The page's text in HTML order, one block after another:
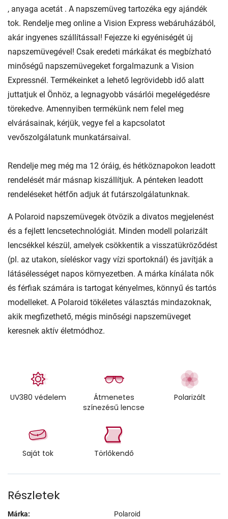
, anyaga acetát . A napszemüveg tartozéka egy ajándék
tok. Rendelje meg online a Vision Express webáruházából,
akár ingyenes szállítással! Fejezze ki egyéniségét új
napszemüvegével! Csak eredeti márkákat és megbízható
minőségű napszemüvegeket forgalmazunk a Vision
Expressnél. Termékeinket a lehető legrövidebb idő alatt
juttatjuk el Önhöz, a legnagyobb vásárlói megelégedésre
törekedve. Amennyiben termékünk nem felel meg
elvárásainak, kérjük, vegye fel a kapcsolatot
vevőszolgálatunk munkatársaival.
Rendelje meg még ma 12 óráig, és hétköznapokon leadott
rendelését már másnap kiszállítjuk. A pénteken leadott
rendeléseket hétfőn adjuk át futárszolgálatunknak.
A Polaroid napszemüvegek ötvözik a divatos megjelenést
és a fejlett lencsetechnológiát. Minden modell polarizált
lencsékkel készül, amelyek csökkentik a visszatükröződést
(pl. az utakon, síeléskor vagy vízi sportoknál) és javítják a
látásélességet napos környezetben. A márka kínálata nők
és férfiak számára is tartogat kényelmes, könnyű és tartós
modelleket. A Polaroid tökéletes választás mindazoknak,
akik megfizethető, mégis minőségi napszemüveget
keresnek aktív életmódhoz.
UV380 védelem
Átmenetes
színezésű lencse
Polarizált
Saját tok Törlőkendő
Részletek
Márka: Polaroid